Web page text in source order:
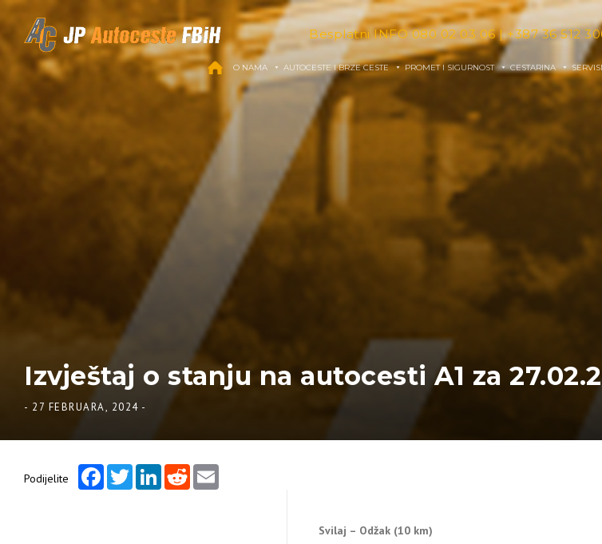
Skip to content
Besplatni INFO080 02 03 06|+387 36 512
O NAMA AUTOCESTE I BRZE CESTE PROMET I SIGURNOST CESTARINA
Izvještaj o stanju na autocesti A1 za
- 27 FEBRUARA, 2024 -
Podijelite
FacebookTwitterLinkedInReddit
Svilaj – Odžak (10 km)